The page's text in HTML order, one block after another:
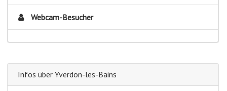
Webcam-Besucher
Infos über Yverdon-les-Bains